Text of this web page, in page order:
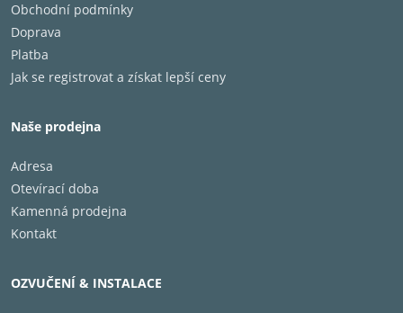
Obchodní podmínky
Doprava
Platba
Jak se registrovat a získat lepší ceny
Naše prodejna
Adresa
Otevírací doba
Kamenná prodejna
Kontakt
OZVUČENÍ & INSTALACE